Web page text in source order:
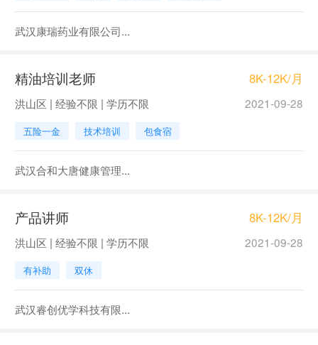
武汉康瑞药业有限公司...
精油培训老师 8K-12K/月
洪山区 | 经验不限 | 学历不限 2021-09-28
五险一金 技术培训 包食宿
武汉合和大唐健康管理...
产品讲师 8K-12K/月
洪山区 | 经验不限 | 学历不限 2021-09-28
有补助 双休
武汉睿创优学科技有限...